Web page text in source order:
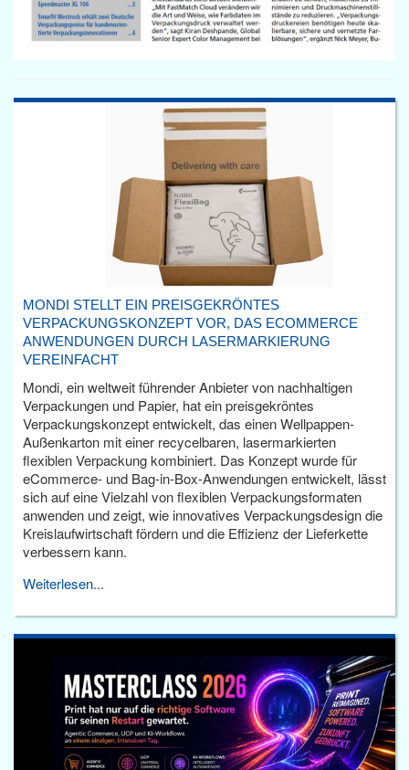
MONDI STELLT EIN PREISGEKRÖNTES
VERPACKUNGSKONZEPT VOR, DAS ECOMMERCE
ANWENDUNGEN DURCH LASERMARKIERUNG
VEREINFACHT
Mondi, ein weltweit führender Anbieter von nachhaltigen
Verpackungen und Papier, hat ein preisgekröntes
Verpackungskonzept entwickelt, das einen Wellpappen-
Außenkarton mit einer recycelbaren, lasermarkierten
flexiblen Verpackung kombiniert. Das Konzept wurde für
eCommerce- und Bag-in-Box-Anwendungen entwickelt, lässt
sich auf eine Vielzahl von flexiblen Verpackungsformaten
anwenden und zeigt, wie innovatives Verpackungsdesign die
Kreislaufwirtschaft fördern und die Effizienz der Lieferkette
verbessern kann.
Weiterlesen...